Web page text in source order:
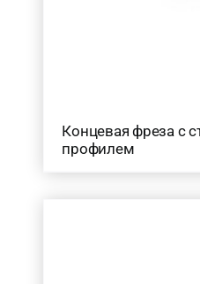
Концевая фреза с
профилем